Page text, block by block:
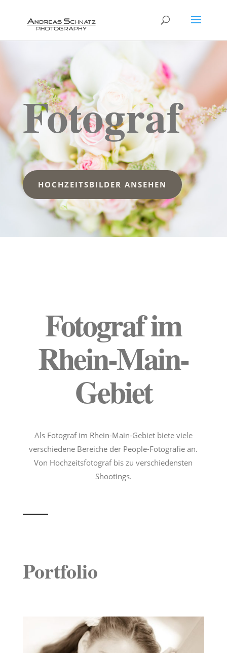
Fotograf
HOCHZEITSBILDER ANSEHEN
Fotograf im
Rhein-Main-
Gebiet
Als Fotograf im Rhein-Main-Gebiet biete viele
verschiedene Bereiche der People-Fotografie an.
Von Hochzeitsfotograf bis zu verschiedensten
Shootings.
Portfolio